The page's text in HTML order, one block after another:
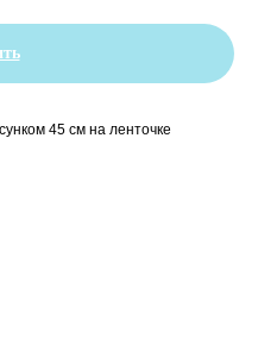
45 см на ленточке